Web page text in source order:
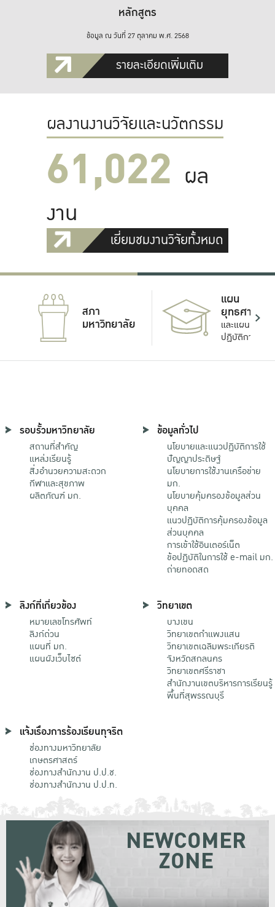
หลักสูตร
ข้อมูล ณ วันที่ 27 ตุลาคม พ.ศ. 2568
รายละเอียดเพิ่มเติม
ผลงานงานวิจัยและนวัตกรรม
61,022 ผล
งาน
เยี่ยมชมงานวิจัยทั้งหมด
สภา
มหาวิทยาลัย
แผน
ยุทธศาสตร์
และแผน
ปฏิบัติการ
รอบรั้วมหาวิทยาลัย
สถานที่สำคัญ
แหล่งเรียนรู้
สิ่งอำนวยความสะดวก
กีฬาและสุขภาพ
ผลิตภัณฑ์ มก.
ข้อมูลทั่วไป
นโยบายและแนวปฏิบัติการใช้
ปัญญาประดิษฐ์
นโยบายการใช้งานเครือข่าย
มก.
นโยบายคุ้มครองข้อมูลส่วน
บุคคล
แนวปฏิบัติการคุ้มครองข้อมูล
ส่วนบุคคล
การเข้าใช้อินเตอร์เน็ต
ข้อปฏิบัติในการใช้ e-mail มก.
ถ่ายทอดสด
ลิงก์ที่เกี่ยวข้อง
หมายเลขโทรศัพท์
ลิงก์ด่วน
แผนที่ มก.
แผนผังเว็บไซต์
วิทยาเขต
บางเขน
วิทยาเขตกําแพงแสน
วิทยาเขตเฉลิมพระเกียรติ
จังหวัดสกลนคร
วิทยาเขตศรีราชา
สำนักงานเขตบริหารการเรียนรู้
พื้นที่สุพรรณบุรี
แจ้งเรื่องการร้องเรียนทุจริต
ช่องทางมหาวิทยาลัย
เกษตรศาสตร์
ช่องทางสำนักงาน ป.ป.ช.
ช่องทางสำนักงาน ป.ป.ท.
NEWCOMER
ZONE